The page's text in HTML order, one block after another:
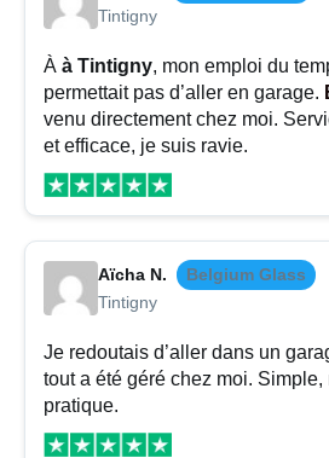
Tintigny
À à Tintigny, mon emploi du
permettait pas d’aller en garage.
venu directement chez moi.
et efficace, je suis ravie.
Aïcha N.
Belgium Glass
Tintigny
Je redoutais d’aller dans un
tout a été géré chez moi.
pratique.